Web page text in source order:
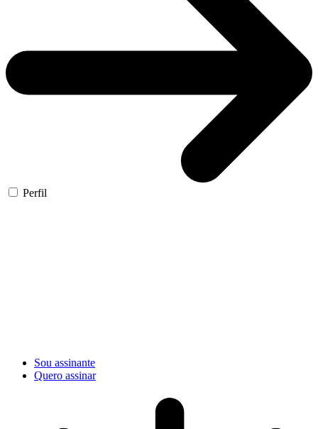
Perfil
Sou assinante
Quero assinar